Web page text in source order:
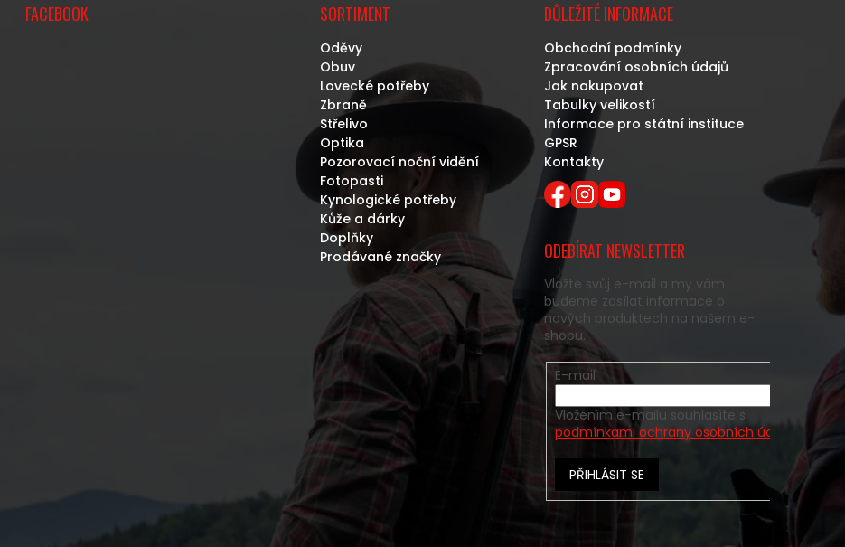
FACEBOOK SORTIMENT
Oděvy
Obuv
Lovecké potřeby
Zbraně
Střelivo
Optika
Pozorovací noční vidění
Fotopasti
Kynologické potřeby
Kůže a dárky
Doplňky
Prodávané značky
DŮLEŽITÉ INFORMACE
Obchodní podmínky
Zpracování osobních údajů
Jak nakupovat
Tabulky velikostí
Informace pro státní instituce
GPSR
Kontakty
ODEBÍRAT NEWSLETTER
Vložte svůj e-mail a my vám
budeme zasílat informace o
nových produktech na našem e-
shopu.
E-mail
Vložením e-mailu souhlasíte s
podmínkami ochrany osobních údajů
PŘIHLÁSIT SE